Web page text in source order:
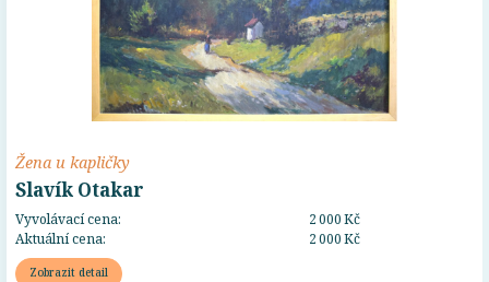
Žena u kapličky
Slavík Otakar
Vyvolávací cena:
2 000 Kč
Aktuální cena:
2 000 Kč
Zobrazit detail